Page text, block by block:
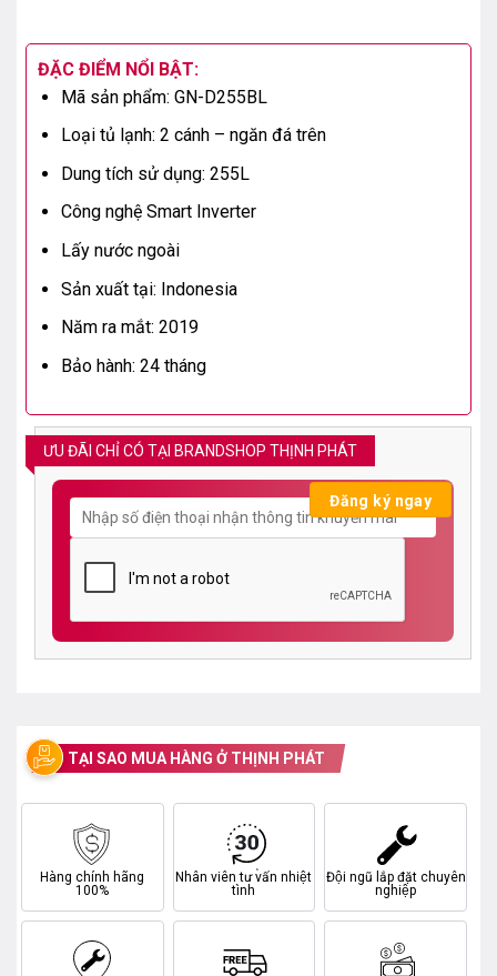
ĐẶC ĐIỂM NỔI BẬT:
Mã sản phẩm: GN-D255BL
Loại tủ lạnh: 2 cánh – ngăn đá trên
Dung tích sử dụng: 255L
Công nghệ Smart Inverter
Lấy nước ngoài
Sản xuất tại: Indonesia
Năm ra mắt: 2019
Bảo hành: 24 tháng
ƯU ĐÃI CHỈ CÓ TẠI BRANDSHOP THỊNH PHÁT
TẠI SAO MUA HÀNG Ở THỊNH PHÁT
Hàng chính hãng
100%
Nhân viên tư vấn nhiệt
tình
Đội ngũ lắp đặt chuyên
nghiệp